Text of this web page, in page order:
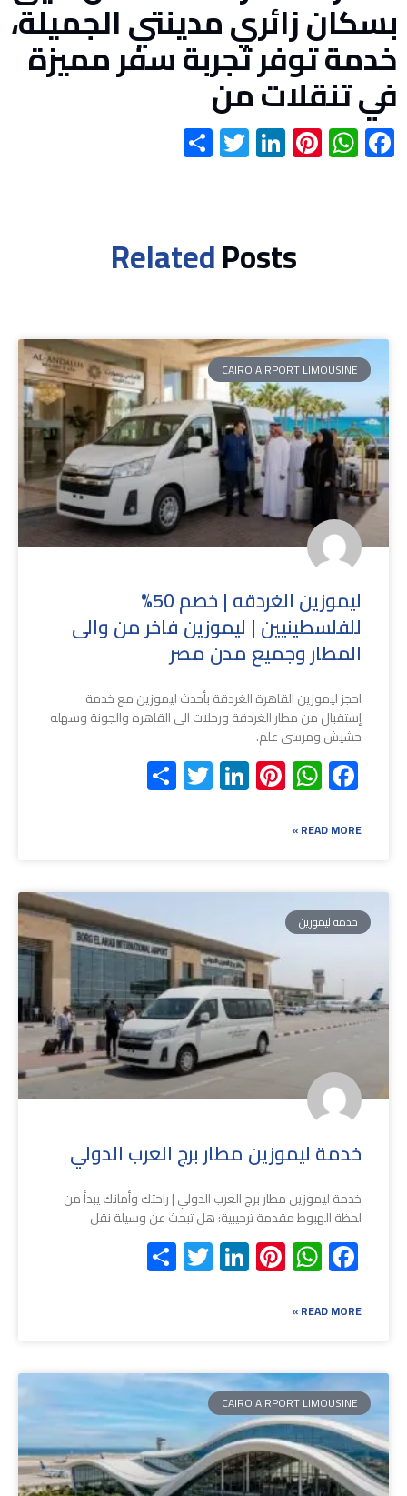
بسكان زائري مدينتي الجميلة،
خدمة توفر تجربة سفر مميزة
في تنقلات من
Facebook
WhatsApp
Pinterest
LinkedIn
Twitter
RelatedPosts
CAIRO AIRPORT LIMOUSINE
ليموزين الغردقه | خصم 50%
للفلسطينيين | ليموزين فاخر من والى
المطار وجميع مدن مصر
احجز ليموزين القاهرة الغردقة بأحدث ليموزين مع خدمة
إستقبال من مطار الغردقة ورحلات الى القاهره والجونة وسهله
حشيش ومرسى علم.
Facebook
WhatsApp
Pinterest
LinkedIn
Twitter
READ MORE »
خدمة ليموزين
خدمة ليموزين مطار برج العرب الدولي
خدمة ليموزين مطار برج العرب الدولي | راحتك وأمانك يبدأ من
لحظة الهبوط مقدمة ترحيبية: هل تبحث عن وسيلة نقل
Facebook
WhatsApp
Pinterest
LinkedIn
Twitter
READ MORE »
CAIRO AIRPORT LIMOUSINE